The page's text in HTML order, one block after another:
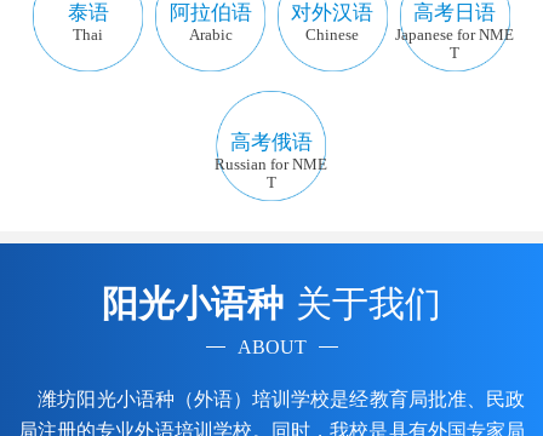
泰语
Thai
阿拉伯语
Arabic
对外汉语
Chinese
高考日语
Japanese for NME
T
高考俄语
Russian for NME
T
阳光小语种 关于我们
ABOUT
潍坊阳光小语种（外语）培训学校是经教育局批准、民政
局注册的专业外语培训学校。同时，我校是具有外国专家局